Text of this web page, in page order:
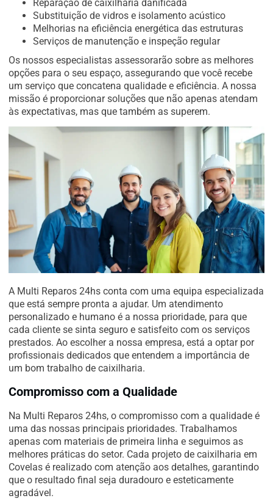
Reparação de caixilharia danificada
Substituição de vidros e isolamento acústico
Melhorias na eficiência energética das estruturas
Serviços de manutenção e inspeção regular
Os nossos especialistas assessorarão sobre as melhores
opções para o seu espaço, assegurando que você recebe
um serviço que concatena qualidade e eficiência. A nossa
missão é proporcionar soluções que não apenas atendam
às expectativas, mas que também as superem.
A Multi Reparos 24hs conta com uma equipa especializada
que está sempre pronta a ajudar. Um atendimento
personalizado e humano é a nossa prioridade, para que
cada cliente se sinta seguro e satisfeito com os serviços
prestados. Ao escolher a nossa empresa, está a optar por
profissionais dedicados que entendem a importância de
um bom trabalho de caixilharia.
Compromisso com a Qualidade
Na Multi Reparos 24hs, o compromisso com a qualidade é
uma das nossas principais prioridades. Trabalhamos
apenas com materiais de primeira linha e seguimos as
melhores práticas do setor. Cada projeto de caixilharia em
Covelas é realizado com atenção aos detalhes, garantindo
que o resultado final seja duradouro e esteticamente
agradável.